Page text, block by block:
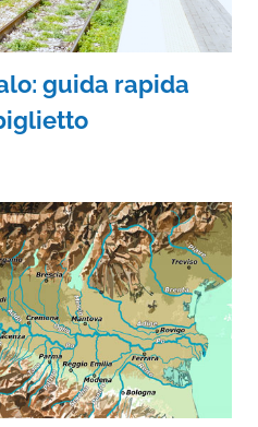
guida rapida